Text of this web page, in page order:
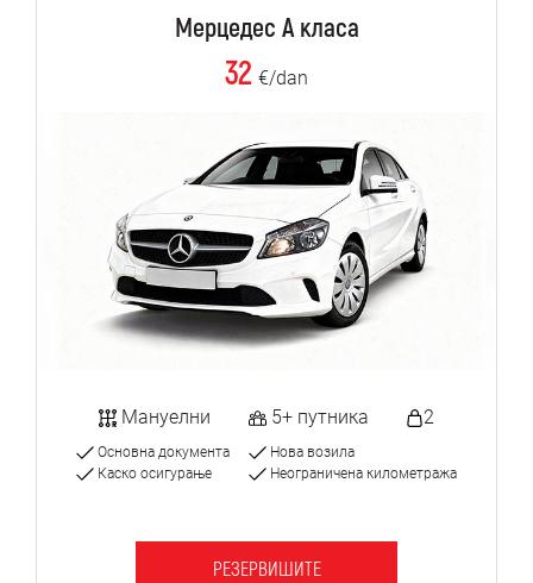
Мерцедес А класа
32 €/dan
Мануелни 5+ путника 2
Основна документа
Каско осигурање
Нова возила
Неограничена километража
РЕЗЕРВИШИТЕ